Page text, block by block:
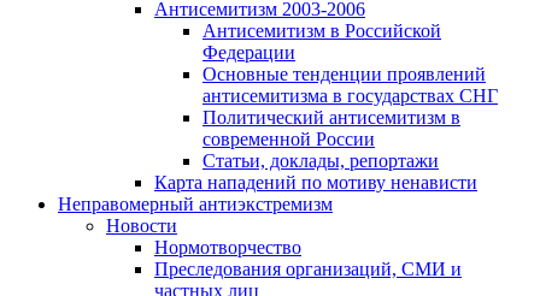
Антисемитизм 2003-2006
Антисемитизм в Российской
Федерации
Основные тенденции проявлений
антисемитизма в государствах СНГ
Политический антисемитизм в
современной России
Статьи, доклады, репортажи
Карта нападений по мотиву ненависти
Неправомерный антиэкстремизм
Новости
Нормотворчество
Преследования организаций, СМИ и
частных лиц